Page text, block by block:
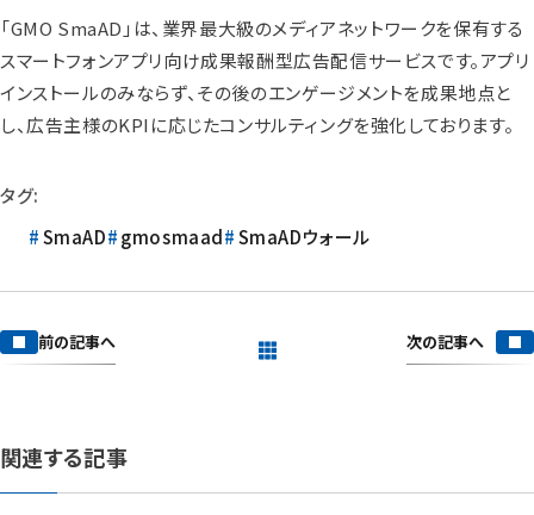
「GMO SmaAD」は、業界最大級のメディアネットワークを保有する
スマートフォンアプリ向け成果報酬型広告配信サービスです。アプリ
インストールのみならず、その後のエンゲージメントを成果地点と
し、広告主様のKPIに応じたコンサルティングを強化しております。
タグ:
SmaAD
gmosmaad SmaADウォール
前の記事へ 次の記事へ
関連する記事